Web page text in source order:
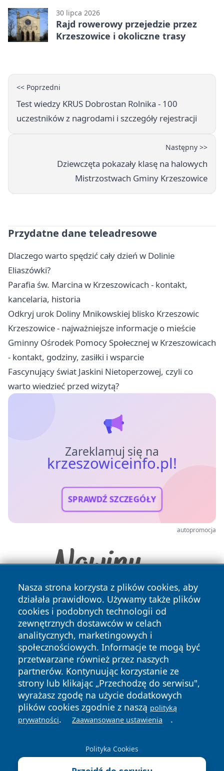
30 lipca 2026
Rajd rowerowy przejedzie przez
Krzeszowice i okoliczne trasy
<< Poprzedni
Test wiedzy KRUS Dobrostan Rolnika - 100
uczestników z nagrodami i szczegóły rejestracji
Następny >>
Dziewczęta pokazały klasę na halowych
Mistrzostwach Gminy Krzeszowice
Przydatne dane teleadresowe
Dlaczego warto spędzić cały dzień w Dolinie
Eliaszówki?
Parafia św. Marcina w Krzeszowicach - kontakt,
kancelaria, historia
Odkryj urok Doliny Mnikowskiej blisko Krzeszowic
Krzeszowice - najważniejsze informacje o mieście
Gminny Ośrodek Pomocy Społecznej w Krzeszowicach
- kontakt, godziny, zasiłki i wsparcie
Fascynujący świat Jaskini Nietoperzowej, czyli co
warto wiedzieć przed wizytą?
Zareklamuj się na
krzeszowiceinfo.pl!
SPRAWDŹ SZCZEGÓŁY
autopromocja
Nasza strona korzysta z plików cookies, aby
działała prawidłowo. Używamy także plików
cookies i podobnych technologii od
zewnętrznych dostawców w celach
analitycznych, marketingowych i
społecznościowych. Informacje te mogą być
przetwarzane również przez naszych
partnerów. Kontynuując korzystanie ze
strony lub klikając „Przechodzę do serwisu",
wyrażasz zgodę na użycie dodatkowych
plików cookies zgodnie z naszą polityką
prywatności. Zaawansowane ustawienia .
Polityka Cookies
Copyright © 2026 krzeszowiceinfo.pl Wszystkie prawa
zastrzeżone.
News Autorzy
Polityka
Prywatności
Polityka
Cookies